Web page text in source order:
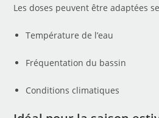
Les doses peuvent être adaptées
Température de l’eau
Fréquentation du bassin
Conditions climatiques